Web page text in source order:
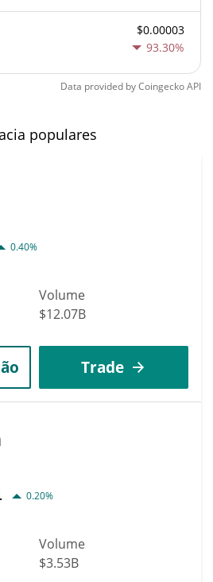
$0.00003
93.30%
Data provided byCoingeckoAPI
populares
0.40%
Volume
$12.07B
Trade
0.20%
Volume
$3.53B